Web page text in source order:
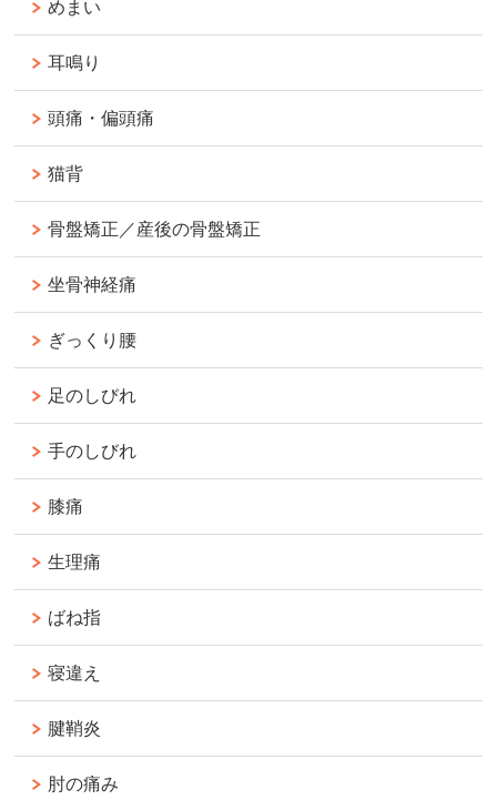
めまい
耳鳴り
頭痛・偏頭痛
猫背
骨盤矯正／産後の骨盤矯正
坐骨神経痛
ぎっくり腰
足のしびれ
手のしびれ
膝痛
生理痛
ばね指
寝違え
腱鞘炎
肘の痛み